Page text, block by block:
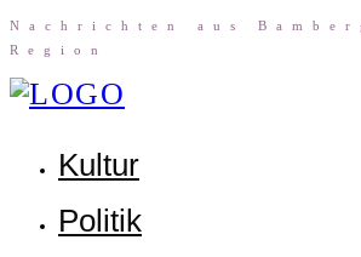
Nach­rich­ten aus
Region
Kul­tur
Poli­tik